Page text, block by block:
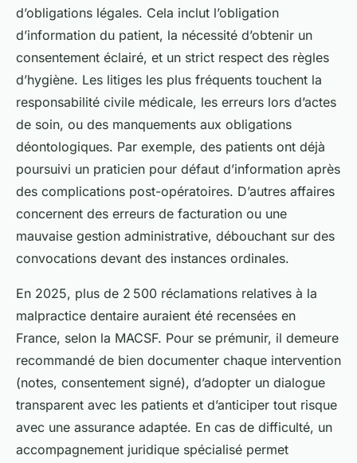
d’obligations légales. Cela inclut l’obligation
d’information du patient, la nécessité d’obtenir un
consentement éclairé, et un strict respect des règles
d’hygiène. Les litiges les plus fréquents touchent la
responsabilité civile médicale, les erreurs lors d’actes
de soin, ou des manquements aux obligations
déontologiques. Par exemple, des patients ont déjà
poursuivi un praticien pour défaut d’information après
des complications post-opératoires. D’autres affaires
concernent des erreurs de facturation ou une
mauvaise gestion administrative, débouchant sur des
convocations devant des instances ordinales.
En 2025, plus de 2 500 réclamations relatives à la
malpractice dentaire auraient été recensées en
France, selon la MACSF. Pour se prémunir, il demeure
recommandé de bien documenter chaque intervention
(notes, consentement signé), d’adopter un dialogue
transparent avec les patients et d’anticiper tout risque
avec une assurance adaptée. En cas de difficulté, un
accompagnement juridique spécialisé permet